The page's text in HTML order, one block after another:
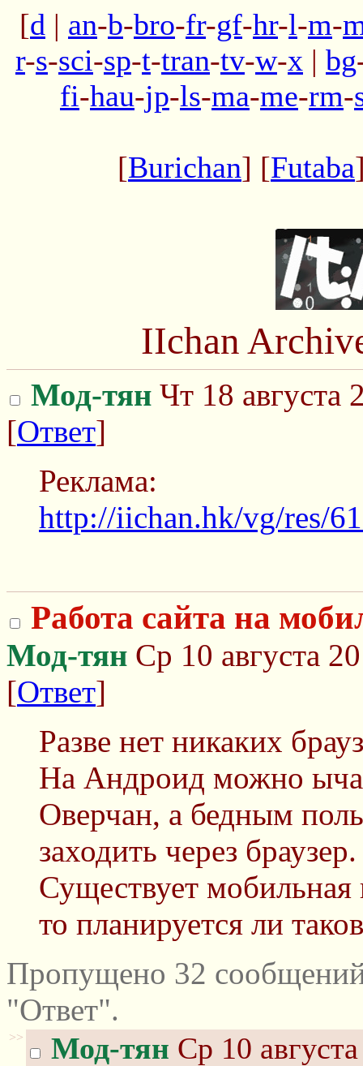
[d | an-b-bro-fr-gf-hr-l-m-
r-s-sci-sp-t-tran-tv-w-x | bg
fi-hau-jp-ls-ma-me-rm-
[Burichan] [Futaba
IIchan
Мод-тян Чт 18 августа
[Ответ]
Реклама:
http://iichan.hk/vg/res/
Работа сайта на
Мод-тян Ср 10 августа
[Ответ]
Разве нет никаких
На Андроид можно
Оверчан, а бедным
заходить через
Существует мобильная
то планируется ли
Пропущено 32
"Ответ".
>> Мод-тян Ср 10